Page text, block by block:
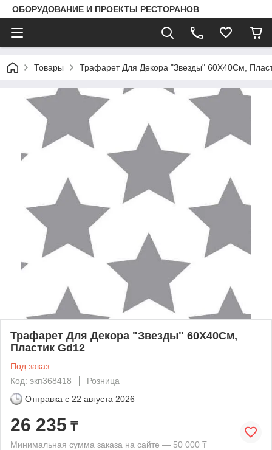
ОБОРУДОВАНИЕ И ПРОЕКТЫ РЕСТОРАНОВ
Товары Трафарет Для Декора "Звезды" 60X40См,
Трафарет Для Декора "Звезды" 60X40См,
Пластик Gd12
Под заказ
Код: экп368418
Розница
Отправка с 22 августа 2026
26 235 ₸
Минимальная сумма заказа на сайте — 50 000 ₸